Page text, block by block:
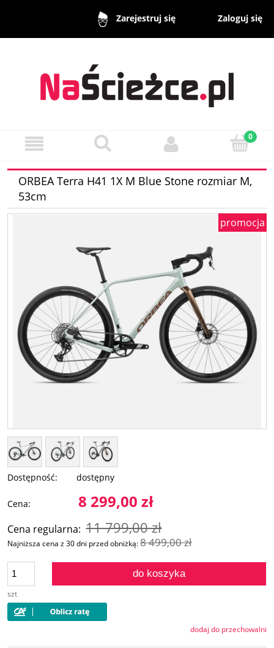
Zarejestruj się Zaloguj się
ORBEA Terra H41 1X M Blue Stone rozmiar M,
53cm
promocja
Dostępność: dostępny
Cena: 8 299,00 zł
Cena regularna: 11 799,00 zł
Najniższa cena z 30 dni przed obniżką:8 499,00 zł
szt
do koszyka
dodaj do przechowalni